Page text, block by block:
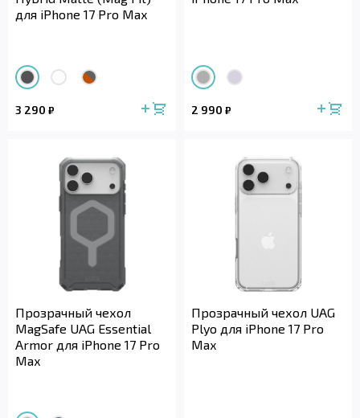
для iPhone 17 Pro Max
3 290 ₽ 2 990 ₽
Прозрачный чехол
MagSafe UAG Essential
Armor для iPhone 17 Pro
Max
Прозрачный чехол UAG
Plyo для iPhone 17 Pro
Max